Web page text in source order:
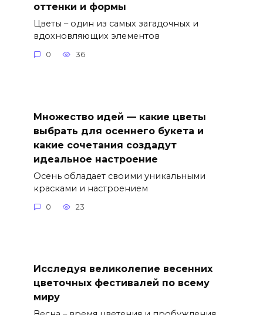
оттенки и формы
Цветы – один из самых загадочных и
вдохновляющих элементов
0 36
Множество идей — какие цветы
выбрать для осеннего букета и
какие сочетания создадут
идеальное настроение
Осень обладает своими уникальными
красками и настроением
0 23
Исследуя великолепие весенних
цветочных фестивалей по всему
миру